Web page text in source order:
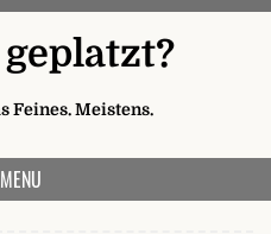
Feines. Meistens.
MENU